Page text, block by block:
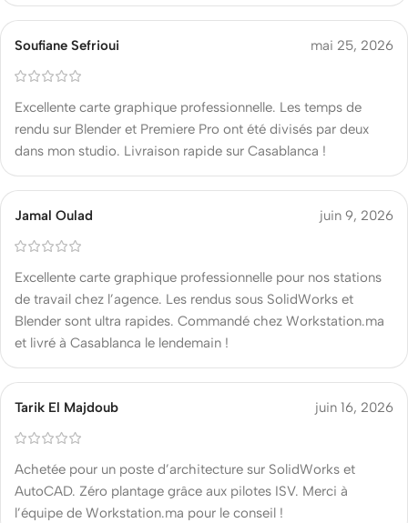
Soufiane Sefrioui mai 25, 2026
Excellente carte graphique professionnelle. Les temps de
rendu sur Blender et Premiere Pro ont été divisés par deux
dans mon studio. Livraison rapide sur Casablanca !
Jamal Oulad juin 9, 2026
Excellente carte graphique professionnelle pour nos stations
de travail chez l’agence. Les rendus sous SolidWorks et
Blender sont ultra rapides. Commandé chez Workstation.ma
et livré à Casablanca le lendemain !
Tarik El Majdoub juin 16, 2026
Achetée pour un poste d’architecture sur SolidWorks et
AutoCAD. Zéro plantage grâce aux pilotes ISV. Merci à
l’équipe de Workstation.ma pour le conseil !